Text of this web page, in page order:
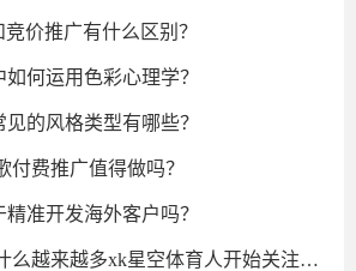
价推广有什么区别？
何运用色彩心理学？
的风格类型有哪些？
付费推广值得做吗？
准开发海外客户吗？
来越多xk星空体育人开始关注海关数据？